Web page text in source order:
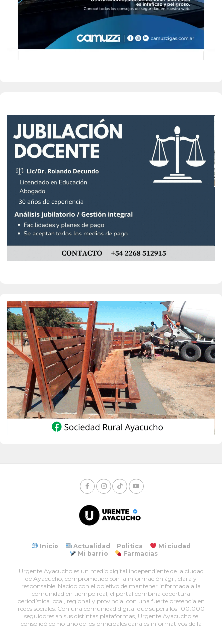
Inicio Actualidad Politica
Mi ciudad
Mi barrio
Farmacias
Urgente Ayacucho es un medio digital independiente de la ciudad
de Ayacucho, comprometido con la información ágil, clara y
responsable. Nacido con el objetivo de mantener informada a la
comunidad en tiempo real, el portal combina cobertura
periodística local, regional y provincial con una fuerte presencia en
redes sociales. Con una comunidad digital que supera los 100.000
seguidores en sus distintas plataformas, Urgente Ayacucho se
consolidó como uno de los principales canales informativos de la